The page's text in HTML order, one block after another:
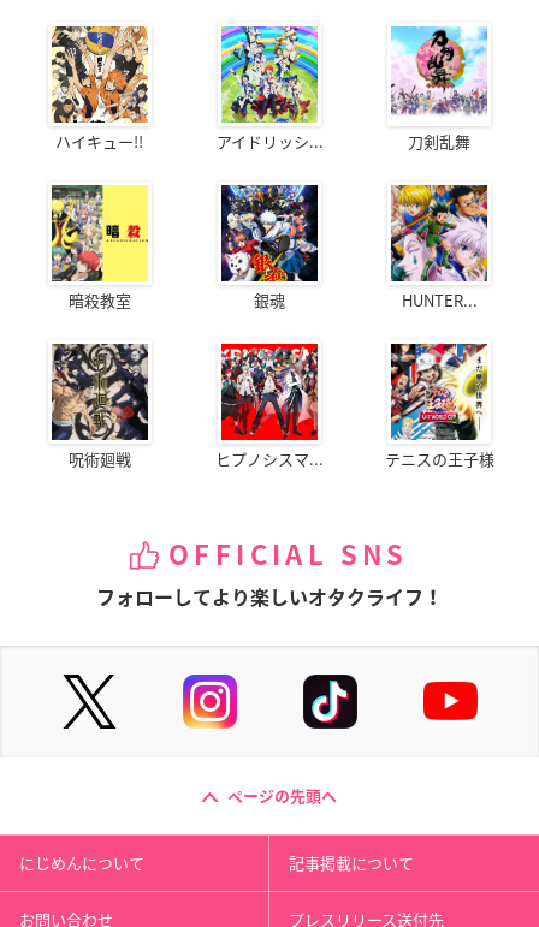
ハイキュー!! アイドリッシ... 刀剣乱舞
暗殺教室 銀魂 HUNTER...
呪術廻戦 ヒプノシスマ... テニスの王子様
OFFICIAL SNS
フォローしてより楽しいオタクライフ！
ページの先頭へ
にじめんについて 記事掲載について
お問い合わせ プレスリリース送付先